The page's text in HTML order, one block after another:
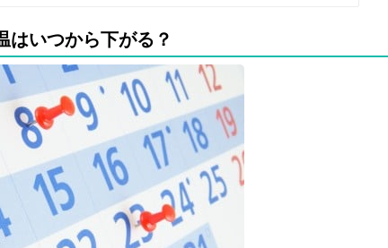
はいつから下がる？